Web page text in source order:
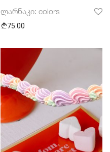
ლარნაკი: colors
75.00